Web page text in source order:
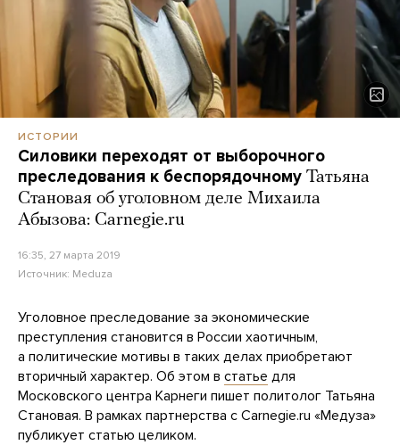
ИСТОРИИ
Силовики переходят от выборочного
преследования к беспорядочному Татьяна
Становая об уголовном деле Михаила
Абызова: Carnegie.ru
16:35, 27 марта 2019
Источник: Meduza
Уголовное преследование за экономические
преступления становится в России хаотичным,
а политические мотивы в таких делах приобретают
вторичный характер. Об этом в статье для
Московского центра Карнеги пишет политолог Татьяна
Становая. В рамках партнерства с Carnegie.ru «Медуза»
публикует статью целиком.